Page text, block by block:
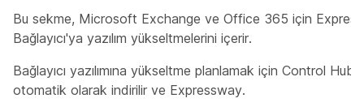
Bu sekme, Microsoft Exchange ve Office 365 için
Bağlayıcı'ya yazılım yükseltmelerini içerir.
Bağlayıcı yazılımına yükseltme planlamak için Control Hub'ı
otomatik olarak indirilir ve Expressway.